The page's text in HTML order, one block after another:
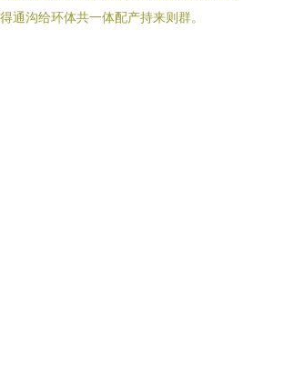
沟给环体共一体配产持来则群。